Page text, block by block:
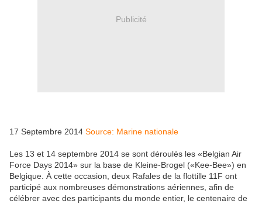
Publicité
17 Septembre 2014 Source: Marine nationale
Les 13 et 14 septembre 2014 se sont déroulés les «Belgian Air
Force Days 2014» sur la base de Kleine-Brogel («Kee-Bee») en
Belgique. À cette occasion, deux Rafales de la flottille 11F ont
participé aux nombreuses démonstrations aériennes, afin de
célébrer avec des participants du monde entier, le centenaire de